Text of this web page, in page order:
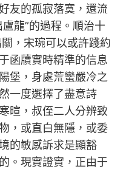
友的孤寂落寞，還流
龍”的過程。順治十
，宋琬可以或許踐約
函牘實時精準的信息
堡，身處荒蠻嚴冷之
一度選擇了盡意詩
暄，叔侄二人分辨致
，或直白無隱，或委
的敏感訴求是顯豁
。現實證實，正由于